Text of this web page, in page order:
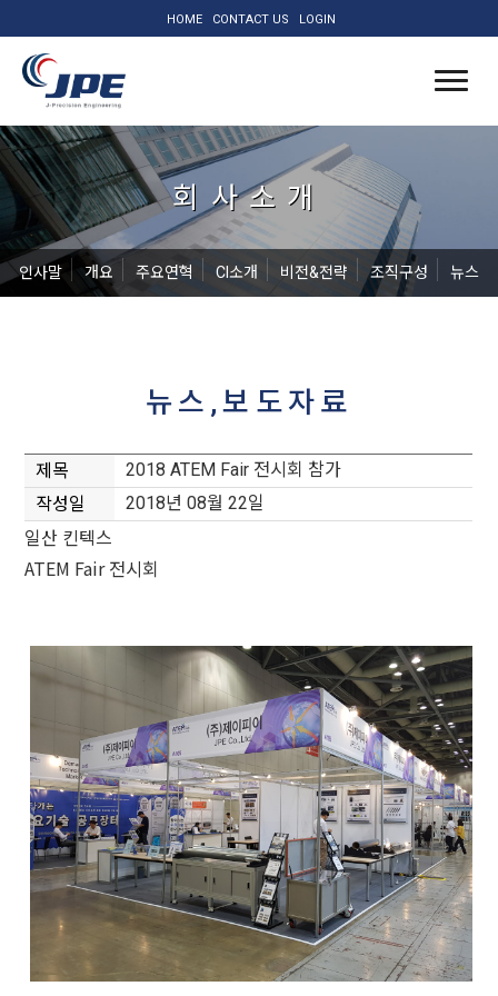
HOME CONTACT US LOGIN
회사소개
인사말 개요 주요연혁 CI소개 비전&전략 조직구성 뉴스
뉴스,보도자료
제목
2018 ATEM Fair 전시회 참가
작성일
2018년 08월 22일
일산 킨텍스
ATEM Fair 전시회